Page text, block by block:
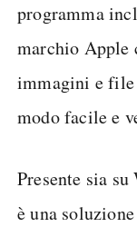
programma
marchio Apple
immagini e file
modo facile e
Presente sia
è una